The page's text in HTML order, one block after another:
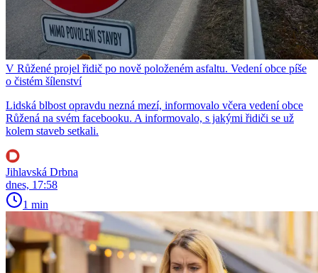
V Růžené projel řidič po nově položeném asfaltu. Vedení obce píše
o čistém šílenství
Lidská blbost opravdu nezná mezí, informovalo včera vedení obce
Růžená na svém facebooku. A informovalo, s jakými řidiči se už
kolem staveb setkali.
Jihlavská Drbna
dnes, 17:58
1 min